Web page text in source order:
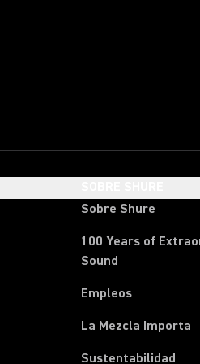
Sobre Shure
100 Years of
Sound
Empleos
La Mezcla Importa
Sustentabilidad